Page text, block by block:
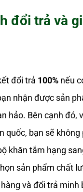
đổi trả và
đổi trả 100% nếu
nhận được sản
hảo. Bên cạnh đó,
quốc, bạn sẽ không
khăn tắm hạng
sản phẩm chất
và đổi trả minh